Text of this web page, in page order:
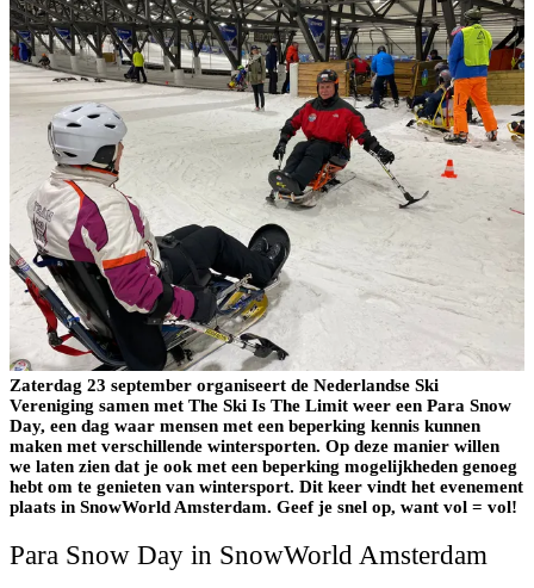
Zaterdag 23 september organiseert de Nederlandse Ski
Vereniging samen met The Ski Is The Limit weer een Para Snow
Day, een dag waar mensen met een beperking kennis kunnen
maken met verschillende wintersporten. Op deze manier willen
we laten zien dat je ook met een beperking mogelijkheden genoeg
hebt om te genieten van wintersport. Dit keer vindt het evenement
plaats in SnowWorld Amsterdam. Geef je snel op, want vol = vol!
Para Snow Day in SnowWorld Amsterdam